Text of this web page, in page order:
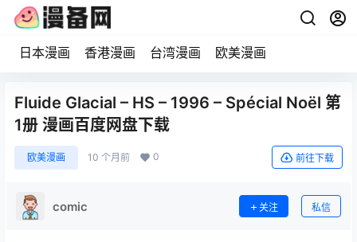
日本漫画 香港漫画 台湾漫画 欧美漫画
Fluide Glacial – HS – 1996 – Spécial Noël 第
1册 漫画百度网盘下载
欧美漫画 10 个月前 0 前往下载
comic 关注 私信